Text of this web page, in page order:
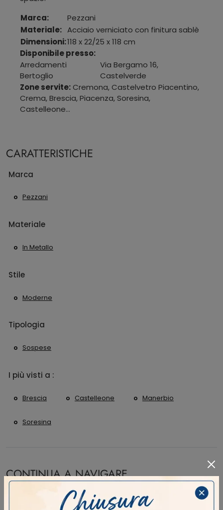
Marca:
Pezzani
Materiale: Acciaio verniciato con finitura sablè
Dimensioni:118 x 22/25 x 118 cm
Disponibile presso:
Arredamenti
Bertoglio
Via Bergamo 16,
Castelverde
Zone servite: Cremona, Castelvetro Piacentino,
Crema, Brescia, Piacenza, Soresina,
Castelleone...
CARATTERISTICHE
Marca
Pezzani
Materiale
In Metallo
Stile
Moderne
Tipologia
Sospese
I più visti a :
Brescia Castelleone Manerbio
Soresina
CONTINUA A NAVIGARE
Librerie Pezzani Brescia